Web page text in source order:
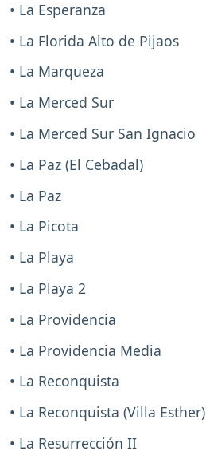
• La Esperanza
• La Florida Alto de Pijaos
• La Marqueza
• La Merced Sur
• La Merced Sur San Ignacio
• La Paz (El Cebadal)
• La Paz
• La Picota
• La Playa
• La Playa 2
• La Providencia
• La Providencia Media
• La Reconquista
• La Reconquista (Villa Esther)
• La Resurrección II